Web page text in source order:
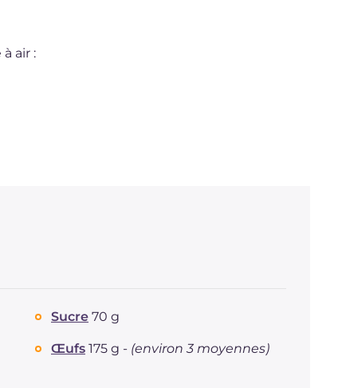
air :
Sucre 70 g
Œufs 175 g - (environ 3 moyennes)